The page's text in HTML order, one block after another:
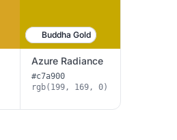
Buddha Gold
Azure Radiance
#c7a900
rgb(199, 169, 0)